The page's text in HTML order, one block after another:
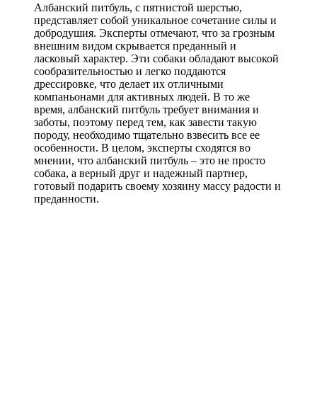
Албанский питбуль, с пятнистой шерстью,
представляет собой уникальное сочетание силы и
добродушия. Эксперты отмечают, что за грозным
внешним видом скрывается преданный и
ласковый характер. Эти собаки обладают высокой
сообразительностью и легко поддаются
дрессировке, что делает их отличными
компаньонами для активных людей. В то же
время, албанский питбуль требует внимания и
заботы, поэтому перед тем, как завести такую
породу, необходимо тщательно взвесить все ее
особенности. В целом, эксперты сходятся во
мнении, что албанский питбуль – это не просто
собака, а верный друг и надежный партнер,
готовый подарить своему хозяину массу радости и
преданности.